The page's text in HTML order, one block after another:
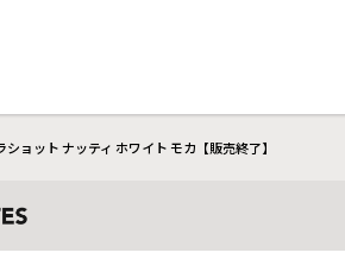
ショット ナッティ ホワイト モカ【販売終了】